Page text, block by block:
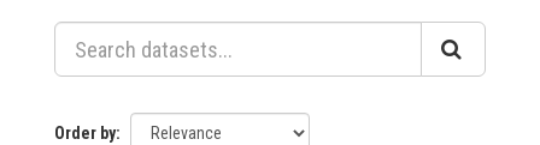
Order by